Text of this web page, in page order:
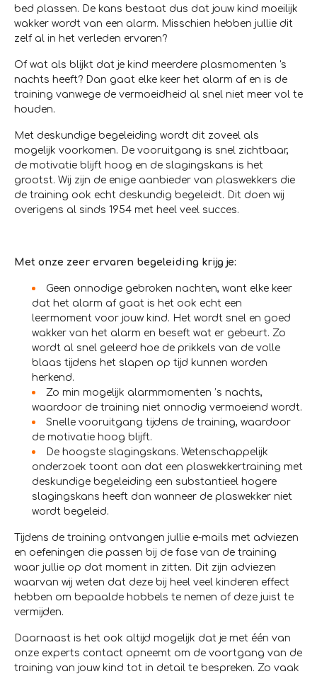
bed plassen. De kans bestaat dus dat jouw kind moeilijk
wakker wordt van een alarm. Misschien hebben jullie dit
zelf al in het verleden ervaren?
Of wat als blijkt dat je kind meerdere plasmomenten 's
nachts heeft? Dan gaat elke keer het alarm af en is de
training vanwege de vermoeidheid al snel niet meer vol te
houden.
Met deskundige begeleiding wordt dit zoveel als
mogelijk voorkomen. De vooruitgang is snel zichtbaar,
de motivatie blijft hoog en de slagingskans is het
grootst. Wij zijn de enige aanbieder van plaswekkers die
de training ook echt deskundig begeleidt. Dit doen wij
overigens al sinds 1954 met heel veel succes.
Met onze zeer ervaren begeleiding krijg je:
Geen onnodige gebroken nachten, want elke keer
dat het alarm af gaat is het ook echt een
leermoment voor jouw kind. Het wordt snel en goed
wakker van het alarm en beseft wat er gebeurt. Zo
wordt al snel geleerd hoe de prikkels van de volle
blaas tijdens het slapen op tijd kunnen worden
herkend.
Zo min mogelijk alarmmomenten ’s nachts,
waardoor de training niet onnodig vermoeiend wordt.
Snelle vooruitgang tijdens de training, waardoor
de motivatie hoog blijft.
De hoogste slagingskans. Wetenschappelijk
onderzoek toont aan dat een plaswekkertraining met
deskundige begeleiding een substantieel hogere
slagingskans heeft dan wanneer de plaswekker niet
wordt begeleid.
Tijdens de training ontvangen jullie e-mails met adviezen
en oefeningen die passen bij de fase van de training
waar jullie op dat moment in zitten. Dit zijn adviezen
waarvan wij weten dat deze bij heel veel kinderen effect
hebben om bepaalde hobbels te nemen of deze juist te
vermijden.
Daarnaast is het ook altijd mogelijk dat je met één van
onze experts contact opneemt om de voortgang van de
training van jouw kind tot in detail te bespreken. Zo vaak